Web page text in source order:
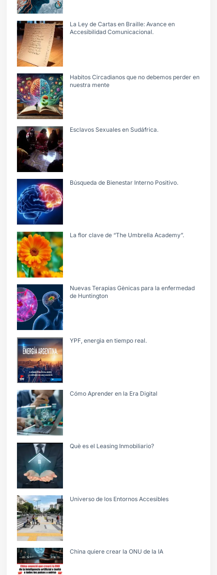
La Ley de Cartas en Braille: Avance en
Accesibilidad Comunicacional.
Habitos Circadianos que no debemos perder en
nuestra mente
Esclavos Sexuales en Sudáfrica.
Búsqueda de Bienestar Interno Positivo.
La flor clave de “The Umbrella Academy”.
Nuevas Terapias Gènicas para la enfermedad
de Huntington
YPF, energìa en tiempo real.
Cómo Aprender en la Era Digital
Què es el Leasing Inmobiliario?
Universo de los Entornos Accesibles
China quiere crear la ONU de la IA